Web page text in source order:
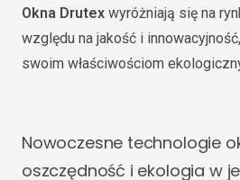
Okna Drutex wyróżniają się na
względu na jakość i
swoim właściwościom
Nowoczesne technologie
oszczędność i ekologia w